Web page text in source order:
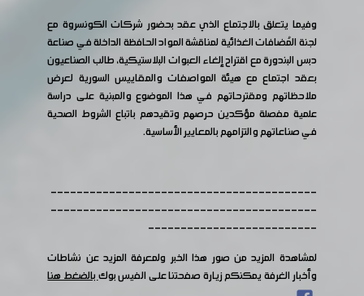
وفيما يتعلق بالاجتماع الذي عقد بحضور شركات الكونسروة مع
لجنة المُضافات الغذائية لمناقشة المواد الحافظة الداخلة في صناعة
دبس البندورة مع اقتراح إلغاء العبوات البلاستيكية، طالب الصناعيون
بعقد اجتماع مع هيئة المواصفات والمقاييس السورية لعرض
ملاحظاتهم ومقترحاتهم في هذا الموضوع والمبنية على دراسة
علمية مفصلة مؤكدين حرصهم وتقيدهم باتباع الشروط الصحية
في صناعاتهم والتزامهم بالمعايير الأساسية.
-----------------------------------------
-----------------------------------------
--------------------------
لمشاهدة المزيد من صور هذا الخبر ولمعرفة المزيد عن نشاطات
وأخبار الغرفة يمكنكم زيارة صفحتنا على الفيس بوكبالضغط هنا